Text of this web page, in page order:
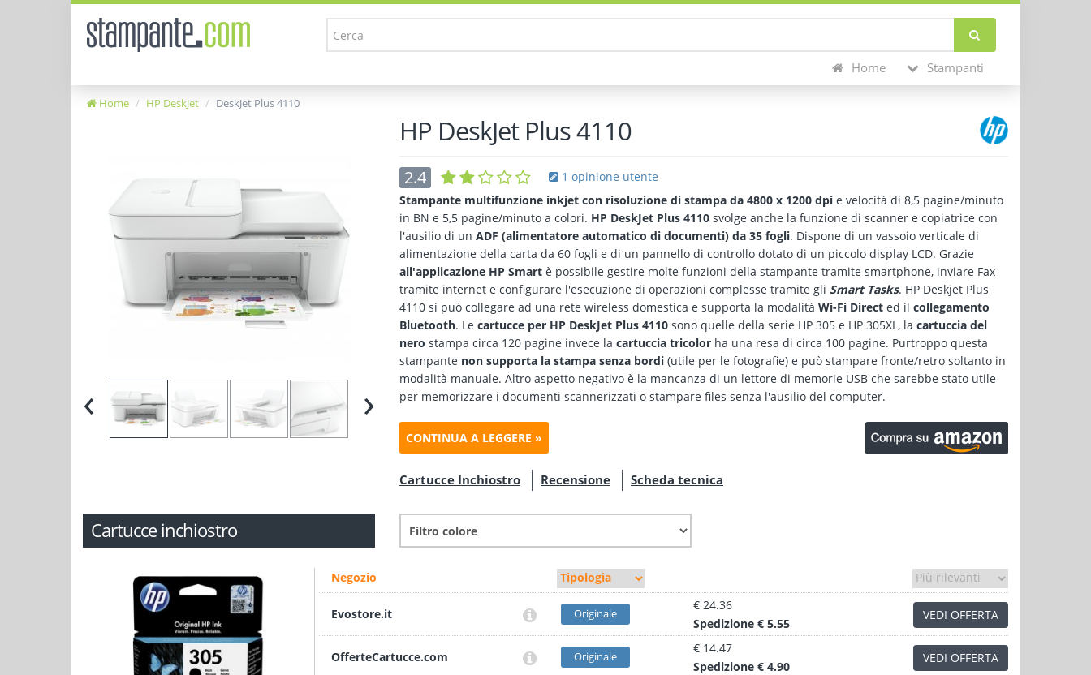
Home Stampanti
Home HP DeskJet DeskJet Plus 4110
HP DeskJet Plus 4110
‹ ›
2.4
1 opinione utente
Stampante multifunzione inkjet con risoluzione di stampa da 4800 x 1200 dpi e velocità di 8,5 pagine/minuto
in BN e 5,5 pagine/minuto a colori. HP DeskJet Plus 4110 svolge anche la funzione di scanner e copiatrice con
l'ausilio di un ADF (alimentatore automatico di documenti) da 35 fogli. Dispone di un vassoio verticale di
alimentazione della carta da 60 fogli e di un pannello di controllo dotato di un piccolo display LCD. Grazie
all'applicazione HP Smart è possibile gestire molte funzioni della stampante tramite smartphone, inviare Fax
tramite internet e configurare l'esecuzione di operazioni complesse tramite gli Smart Tasks. HP Deskjet Plus
4110 si può collegare ad una rete wireless domestica e supporta la modalità Wi-Fi Direct ed il collegamento
Bluetooth. Le cartucce per HP DeskJet Plus 4110 sono quelle della serie HP 305 e HP 305XL, la cartuccia del
nero stampa circa 120 pagine invece la cartuccia tricolor ha una resa di circa 100 pagine. Purtroppo questa
stampante non supporta la stampa senza bordi (utile per le fotografie) e può stampare fronte/retro soltanto in
modalità manuale. Altro aspetto negativo è la mancanza di un lettore di memorie USB che sarebbe stato utile
per memorizzare i documenti scannerizzati o stampare files senza l'ausilio del computer.
CONTINUA A LEGGERE »
Cartucce Inchiostro Recensione Scheda tecnica
Cartucce inchiostro
Negozio
Evostore.it Originale
€ 24.36
Spedizione € 5.55
VEDI OFFERTA
OfferteCartucce.com Originale
€ 14.47
Spedizione € 4.90
VEDI OFFERTA